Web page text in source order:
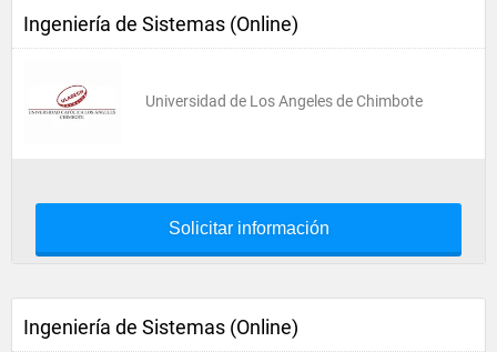
Ingeniería de Sistemas (Online)
Universidad de Los Angeles de Chimbote
Solicitar información
Ingeniería de Sistemas (Online)